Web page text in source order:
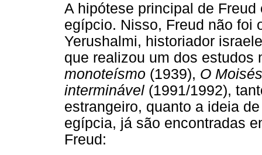
A hipótese principal de
egípcio. Nisso, Freud não foi
Yerushalmi, historiador
que realizou um dos
monoteísmo (1939), O
interminável (1991/1992),
estrangeiro, quanto a ideia
egípcia, já são encontradas
Freud: